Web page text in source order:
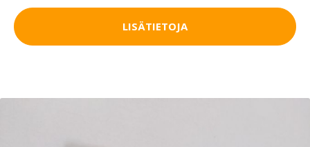
LISÄTIETOJA